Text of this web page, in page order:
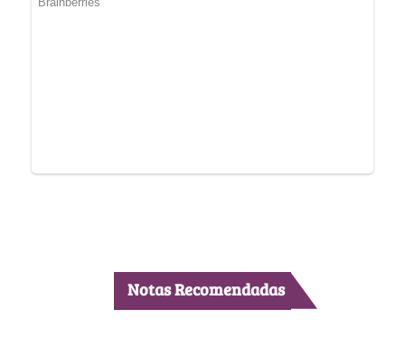
Notas Recomendadas